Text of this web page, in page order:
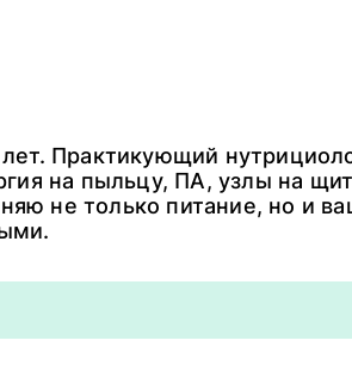
Практикующий
на пыльцу, ПА, узлы на
не только питание, но и